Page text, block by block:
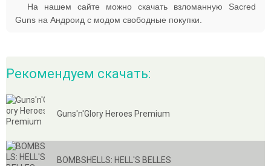
На нашем сайте можно скачать взломанную Sacred
Guns на Андроид с модом свободные покупки.
Рекомендуем скачать:
Guns'n'Glory Heroes Premium
BOMBSHELLS: HELL'S BELLES